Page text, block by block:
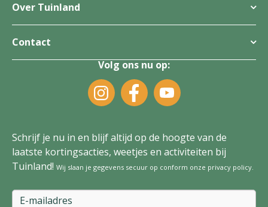
Over Tuinland
Contact
Volg ons nu op:
Schrijf je nu in en blijf altijd op de hoogte van de
laatste kortingsacties, weetjes en activiteiten bij
Tuinland! Wij slaan je gegevens secuur op conform onze privacy policy.